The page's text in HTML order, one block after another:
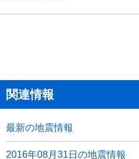
関連情報
最新の地震情報
2016年08月31日の地震情報